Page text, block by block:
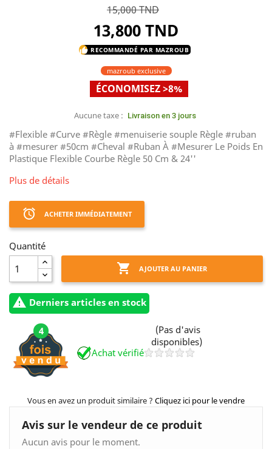
15,000 TND
13,800 TND
thumb_up RECOMMANDÉ PAR MAZROUB
mazroub exclusive
ÉCONOMISEZ >8%
Aucune taxe : Livraison en 3 jours
#Flexible #Curve #Règle #menuiserie souple Règle #ruban
à #mesurer #50cm #Cheval #Ruban À #Mesurer Le Poids En
Plastique Flexible Courbe Règle 50 Cm & 24''
Plus de détails
access_alarm ACHETER IMMÉDIATEMENT
Quantité
 AJOUTER AU PANIER
 Derniers articles en stock
4
Achat vérifié
(Pas d'avis
disponibles)
Vous en avez un produit similaire ? Cliquez ici pour le vendre
Avis sur le vendeur de ce produit
Aucun avis pour le moment.